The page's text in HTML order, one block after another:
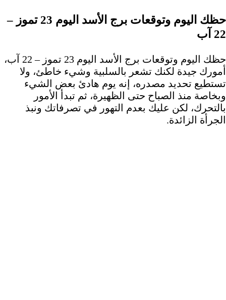
حظك اليوم وتوقعات برج الأسد اليوم 23 تموز –
22 آب
حظك اليوم وتوقعات برج الأسد اليوم 23 تموز – 22 آب،
أمورك جيدة لكنك تشعر بالسلبية وشيء خاطئ، ولا
تستطيع تحديد مصدره، إنه يوم هادئ بعض الشيء
وبخاصة منذ الصباح حتى الظهيرة، ثم تبدأ الأمور
بالتحرك، لكن عليك بعدم التهور في تصرفاتك ونبذ
الجرأة الزائدة.